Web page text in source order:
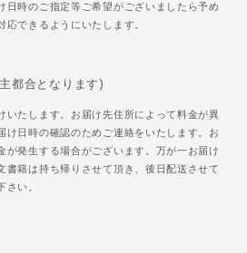
日時のご指定等ご希望がございましたら予め
応できるようにいたします。
都合となります)
いたします。お届け先住所によって料金が異
け日時の確認のためご連絡をいたします。お
が発生する場合がございます。万が一お届け
書籍は持ち帰りさせて頂き、後日配送させて
さい。